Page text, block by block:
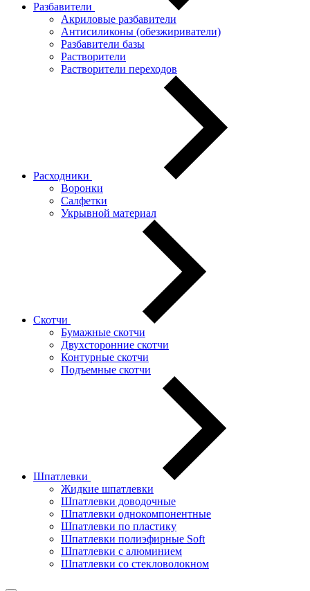
Разбавители
Акриловые разбавители
Антисиликоны (обезжириватели)
Разбавители базы
Растворители
Растворители переходов
Расходники
Воронки
Салфетки
Укрывной материал
Скотчи
Бумажные скотчи
Двухсторонние скотчи
Контурные скотчи
Подъемные скотчи
Шпатлевки
Жидкие шпатлевки
Шпатлевки доводочные
Шпатлевки однокомпонентные
Шпатлевки по пластику
Шпатлевки полиэфирные Soft
Шпатлевки с алюминием
Шпатлевки со стекловолокном